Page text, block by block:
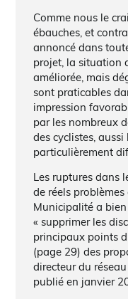
Comme nous le
ébauches, et
annoncé dans
projet, la situation
améliorée, mais
sont praticables
impression
par les nombreux
des cyclistes,
particulièrement
Les ruptures dans
de réels
Municipalité a
« supprimer les
principaux points
(page 29) des
directeur du
publié en janvier